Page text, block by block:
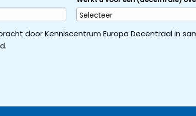
door Kenniscentrum Europa Decentraal in